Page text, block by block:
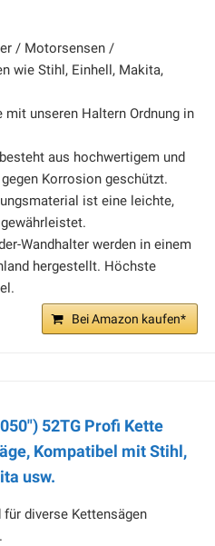
/ Motorsensen /
wie Stihl, Einhell, Makita,
mit unseren Haltern Ordnung in
besteht aus hochwertigem und
Korrosion geschützt.
ist eine leichte,
Wandhalter werden in einem
hergestellt. Höchste
Bei Amazon kaufen*
52TG Profi Kette
Kompatibel mit Stihl,
usw.
diverse Kettensägen